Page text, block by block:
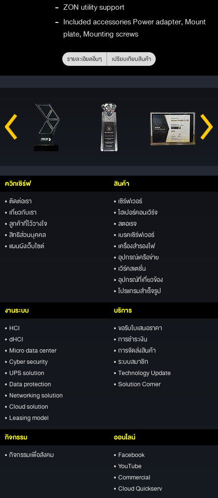
- ZON utility support
- Included accessories Power adapter, Mount
plate, Mounting screws
รายละเอียดอื่นๆ เปรียบเทียบสินค้า
ควิกเซิร์ฟ
• ติดต่อเรา
• เกี่ยวกับเรา
• ลูกค้าที่ไว้วางใจ
• สิทธิส่วนบุคคล
• แผนผังเว็บไซต์
สินค้า
• เซิร์ฟเวอร์
• ไฮเปอร์คอนเวิร์จ
• สตอเรจ
• เบรคเซิร์ฟเวอร์
• เครื่องสำรองไฟ
• อุปกรณ์เครือข่าย
• เวิร์คสเตชั่น
• อุปกรณ์ที่เกี่ยวข้อง
• โปรแกรมสำเร็จรูป
งานระบบ
• HCI
• dHCI
• Micro data center
• Cyber security
• UPS solution
• Data protection
• Networking solution
• Cloud solution
• Leasing model
บริการ
• ขอรับใบเสนอราคา
• การชำระเงิน
• การจัดส่งสินค้า
• ระบบสมาชิก
• Technology Update
• Solution Corner
กิจกรรม
• กิจกรรมเพื่อสังคม
ออนไลน์
• Facebook
• YouTube
• Commercial
• Cloud Quickserv